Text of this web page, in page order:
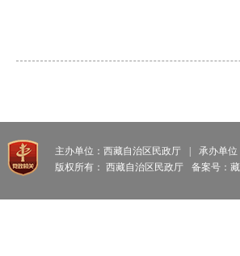
主办单位：西藏自治区民政厅 |
承办单
版权所有： 西藏自治区民政厅
备案号：